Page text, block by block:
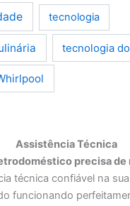
tecnologia
tecnologia
Assistência Técnica
precisa de
técnica confiável na
funcionando